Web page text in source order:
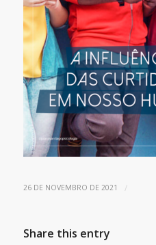
26 DE NOVEMBRO DE 2021 /
Share this entry